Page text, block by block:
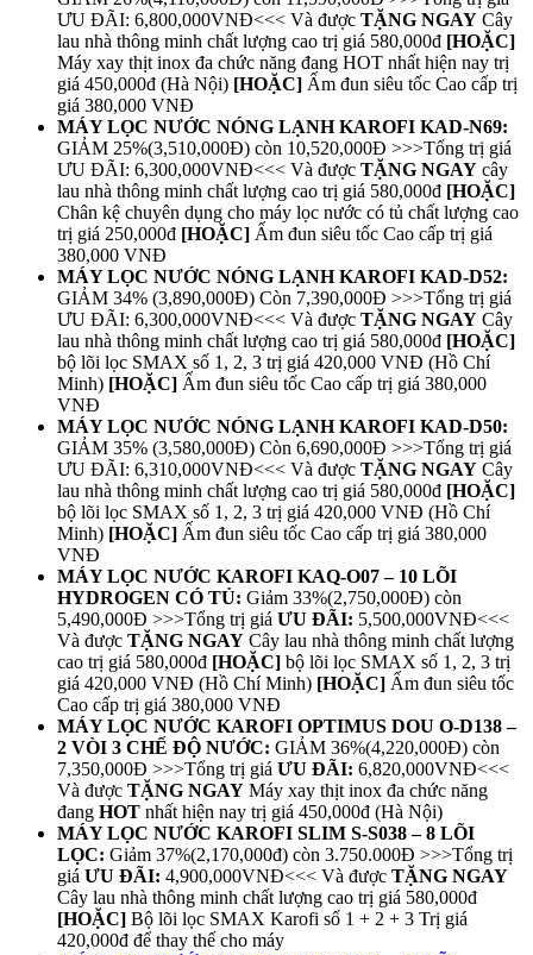
ƯU ĐÃI: 6,800,000VNĐ<<< Và được TẶNG NGAY Cây
lau nhà thông minh chất lượng cao trị giá 580,000đ [HOẶC]
Máy xay thịt inox đa chức năng đang HOT nhất hiện nay trị
giá 450,000đ (Hà Nội) [HOẶC] Ấm đun siêu tốc Cao cấp trị
giá 380,000 VNĐ
MÁY LỌC NƯỚC NÓNG LẠNH KAROFI KAD-N69:
GIẢM 25%(3,510,000Đ) còn 10,520,000Đ >>>Tổng trị giá
ƯU ĐÃI: 6,300,000VNĐ<<< Và được TẶNG NGAY cây
lau nhà thông minh chất lượng cao trị giá 580,000đ [HOẶC]
Chân kệ chuyên dụng cho máy lọc nước có tủ chất lượng cao
trị giá 250,000đ [HOẶC] Ấm đun siêu tốc Cao cấp trị giá
380,000 VNĐ
MÁY LỌC NƯỚC NÓNG LẠNH KAROFI KAD-D52:
GIẢM 34% (3,890,000Đ) Còn 7,390,000Đ >>>Tổng trị giá
ƯU ĐÃI: 6,300,000VNĐ<<< Và được TẶNG NGAY Cây
lau nhà thông minh chất lượng cao trị giá 580,000đ [HOẶC]
bộ lõi lọc SMAX số 1, 2, 3 trị giá 420,000 VNĐ (Hồ Chí
Minh) [HOẶC] Ấm đun siêu tốc Cao cấp trị giá 380,000
VNĐ
MÁY LỌC NƯỚC NÓNG LẠNH KAROFI KAD-D50:
GIẢM 35% (3,580,000Đ) Còn 6,690,000Đ >>>Tổng trị giá
ƯU ĐÃI: 6,310,000VNĐ<<< Và được TẶNG NGAY Cây
lau nhà thông minh chất lượng cao trị giá 580,000đ [HOẶC]
bộ lõi lọc SMAX số 1, 2, 3 trị giá 420,000 VNĐ (Hồ Chí
Minh) [HOẶC] Ấm đun siêu tốc Cao cấp trị giá 380,000
VNĐ
MÁY LỌC NƯỚC KAROFI KAQ-O07 – 10 LÕI
HYDROGEN CÓ TỦ: Giảm 33%(2,750,000Đ) còn
5,490,000Đ >>>Tổng trị giá ƯU ĐÃI: 5,500,000VNĐ<<<
Và được TẶNG NGAY Cây lau nhà thông minh chất lượng
cao trị giá 580,000đ [HOẶC] bộ lõi lọc SMAX số 1, 2, 3 trị
giá 420,000 VNĐ (Hồ Chí Minh) [HOẶC] Ấm đun siêu tốc
Cao cấp trị giá 380,000 VNĐ
MÁY LỌC NƯỚC KAROFI OPTIMUS DOU O-D138 –
2 VÒI 3 CHẾ ĐỘ NƯỚC: GIẢM 36%(4,220,000Đ) còn
7,350,000Đ >>>Tổng trị giá ƯU ĐÃI: 6,820,000VNĐ<<<
Và được TẶNG NGAY Máy xay thịt inox đa chức năng
đang HOT nhất hiện nay trị giá 450,000đ (Hà Nội)
MÁY LỌC NƯỚC KAROFI SLIM S-S038 – 8 LÕI
LỌC: Giảm 37%(2,170,000đ) còn 3.750.000Đ >>>Tổng trị
giá ƯU ĐÃI: 4,900,000VNĐ<<< Và được TẶNG NGAY
Cây lau nhà thông minh chất lượng cao trị giá 580,000đ
[HOẶC] Bộ lõi lọc SMAX Karofi số 1 + 2 + 3 Trị giá
420,000đ để thay thế cho máy